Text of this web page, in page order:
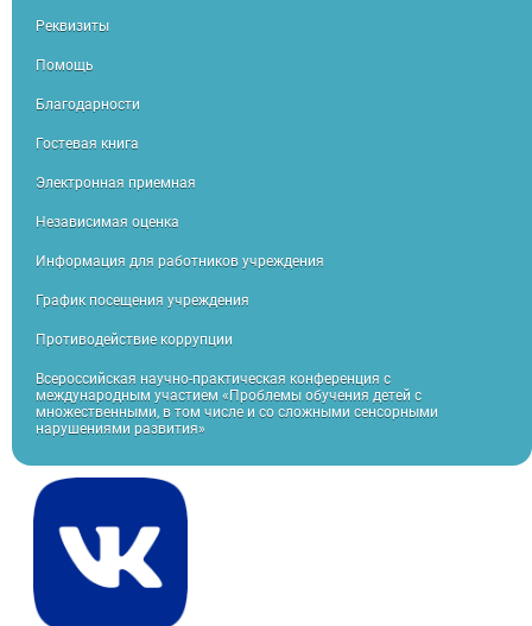
Реквизиты
Помощь
Благодарности
Гостевая книга
Электронная приемная
Независимая оценка
Информация для работников учреждения
График посещения учреждения
Противодействие коррупции
Всероссийская научно-практическая конференция с
международным участием «Проблемы обучения детей с
множественными, в том числе и со сложными сенсорными
нарушениями развития»